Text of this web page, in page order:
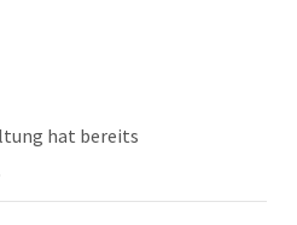
hat bereits